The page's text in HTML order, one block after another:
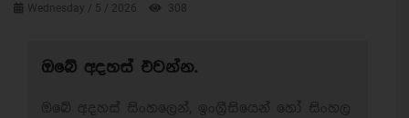
Wednesday / 5 / 2026 308
ඔබේ අදහස් එවන්න.